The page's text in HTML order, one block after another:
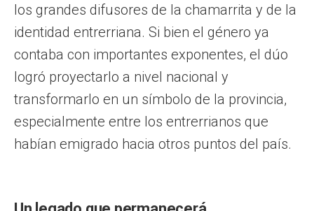
los grandes difusores de la chamarrita y de la
identidad entrerriana. Si bien el género ya
contaba con importantes exponentes, el dúo
logró proyectarlo a nivel nacional y
transformarlo en un símbolo de la provincia,
especialmente entre los entrerrianos que
habían emigrado hacia otros puntos del país.